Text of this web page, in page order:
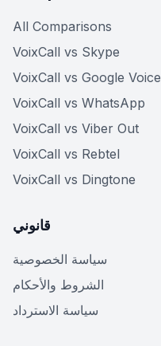
All Comparisons
VoixCall vs Skype
VoixCall vs Google Voice
VoixCall vs WhatsApp
VoixCall vs Viber Out
VoixCall vs Rebtel
VoixCall vs Dingtone
قانوني
سياسة الخصوصية
الشروط والأحكام
سياسة الاسترداد